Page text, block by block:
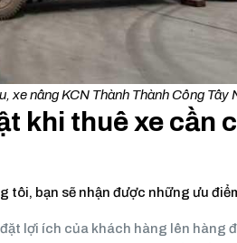
xe nâng KCN Thành Thành Công Tây
khi thuê xe cần
tôi, bạn sẽ nhận được những ưu
lợi ích của khách hàng lên hàng